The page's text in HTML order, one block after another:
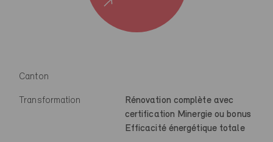
Canton
Transformation
Rénovation complète avec
certification Minergie ou bonus
Efficacité énergétique totale